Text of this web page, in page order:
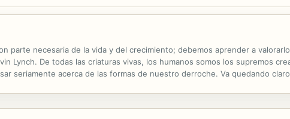
parte necesaria de la vida y del crecimiento; debemos aprender a
Lynch. De todas las criaturas vivas, los humanos somos los supremos
seriamente acerca de las formas de nuestro derroche. Va quedando